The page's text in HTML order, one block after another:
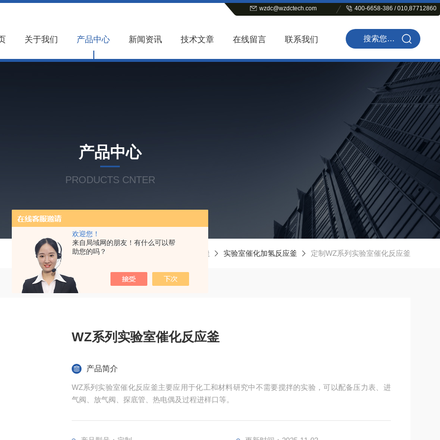
欢迎您！
来自局域网的朋友！有什么可以帮
助您的吗？
wzdc@wzdctech.com 400-6658-386 / 010,87712860
关于我们 产品中心 新闻资讯 技术文章 在线留言 联系我们
产品中心
PRODUCTS CNTER
当前位置： 反应釜 实验室催化加氢反应釜 定制WZ系列实验室催化反应釜
WZ系列实验室催化反应釜
产品简介
WZ系列实验室催化反应釜主要应用于化工和材料研究中不需要搅拌的实验，可以配备压力表、进
气阀、放气阀、探底管、热电偶及过程进样口等。